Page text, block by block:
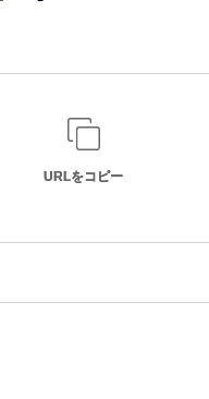
URLをコピー